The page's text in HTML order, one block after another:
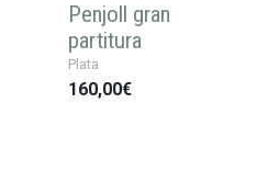
Penjoll gran
partitura
Plata
160,00€